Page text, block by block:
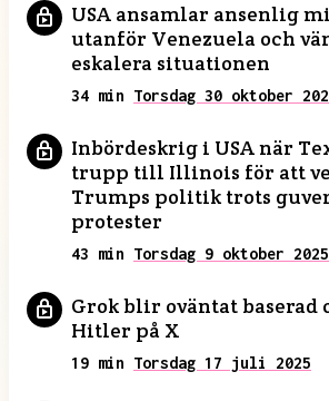
USA ansamlar ansenlig
utanför Venezuela och
eskalera situationen
34 min Torsdag 30 oktober
Inbördeskrig i USA när
trupp till Illinois för att
Trumps politik trots
protester
43 min Torsdag 9 oktober 2025
Grok blir oväntat baserad
Hitler på X
19 min Torsdag 17 juli 2025